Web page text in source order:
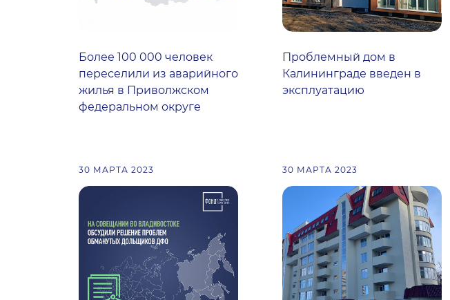
Более 100 000 человек
переселили из аварийного
жилья в Приволжском
федеральном округе
Проблемный дом в
Калининграде введен в
эксплуатацию
30 МАРТА 2023 30 МАРТА 2023